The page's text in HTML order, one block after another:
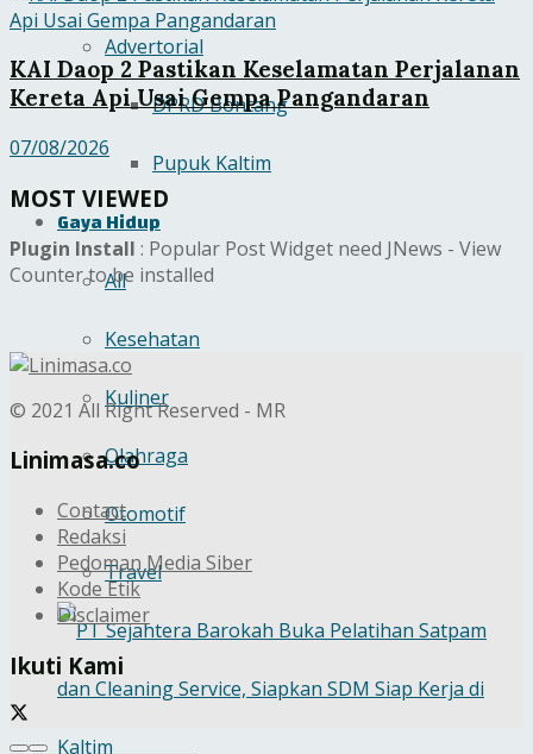
Advertorial
DPRD Bontang
Pupuk Kaltim
Gaya Hidup
All
Kesehatan
Kuliner
Olahraga
Otomotif
Travel
KAI Daop 2 Pastikan Keselamatan Perjalanan
Kereta Api Usai Gempa Pangandaran
07/08/2026
MOST VIEWED
Plugin Install : Popular Post Widget need JNews - View
Counter to be installed
© 2021 All Right Reserved - MR
Linimasa.co
Contact
Redaksi
Pedoman Media Siber
Kode Etik
Disclaimer
Ikuti Kami